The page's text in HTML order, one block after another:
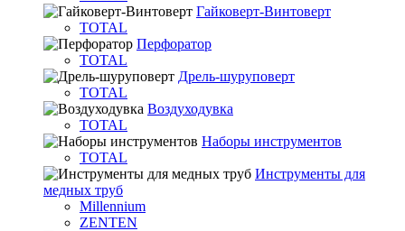
Гайковерт-Винтоверт
TOTAL
Перфоратор
TOTAL
Дрель-шуруповерт
TOTAL
Воздуходувка
TOTAL
Наборы инструментов
TOTAL
Инструменты для
медных труб
Millennium
ZENTEN